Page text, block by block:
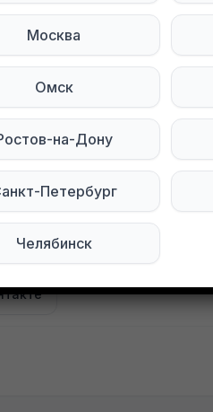
размер L, новая,
животным.
предположительна)
сетях:
Москва
Омск
на-Дону
Петербург
Челябинск